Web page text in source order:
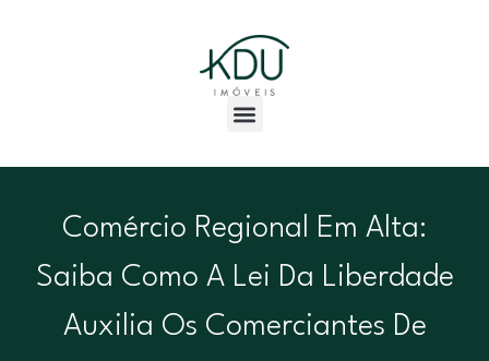
Comércio Regional Em Alta:
Saiba Como A Lei Da Liberdade
Auxilia Os Comerciantes De